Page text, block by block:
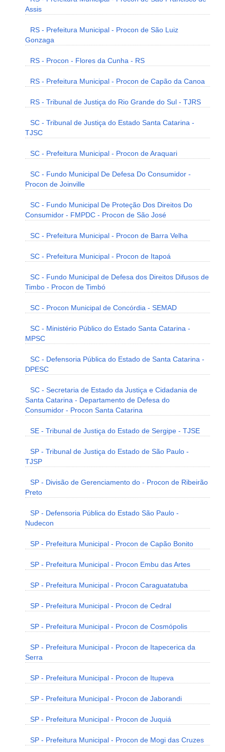
Assis
RS - Prefeitura Municipal - Procon de São Luiz
Gonzaga
RS - Procon - Flores da Cunha - RS
RS - Prefeitura Municipal - Procon de Capão da Canoa
RS - Tribunal de Justiça do Rio Grande do Sul - TJRS
SC - Tribunal de Justiça do Estado Santa Catarina -
TJSC
SC - Prefeitura Municipal - Procon de Araquari
SC - Fundo Municipal De Defesa Do Consumidor -
Procon de Joinville
SC - Fundo Municipal De Proteção Dos Direitos Do
Consumidor - FMPDC - Procon de São José
SC - Prefeitura Municipal - Procon de Barra Velha
SC - Prefeitura Municipal - Procon de Itapoá
SC - Fundo Municipal de Defesa dos Direitos Difusos de
Timbo - Procon de Timbó
SC - Procon Municipal de Concórdia - SEMAD
SC - Ministério Público do Estado Santa Catarina -
MPSC
SC - Defensoria Pública do Estado de Santa Catarina -
DPESC
SC - Secretaria de Estado da Justiça e Cidadania de
Santa Catarina - Departamento de Defesa do
Consumidor - Procon Santa Catarina
SE - Tribunal de Justiça do Estado de Sergipe - TJSE
SP - Tribunal de Justiça do Estado de São Paulo -
TJSP
SP - Divisão de Gerenciamento do - Procon de Ribeirão
Preto
SP - Defensoria Pública do Estado São Paulo -
Nudecon
SP - Prefeitura Municipal - Procon de Capão Bonito
SP - Prefeitura Municipal - Procon Embu das Artes
SP - Prefeitura Municipal - Procon Caraguatatuba
SP - Prefeitura Municipal - Procon de Cedral
SP - Prefeitura Municipal - Procon de Cosmópolis
SP - Prefeitura Municipal - Procon de Itapecerica da
Serra
SP - Prefeitura Municipal - Procon de Itupeva
SP - Prefeitura Municipal - Procon de Jaborandi
SP - Prefeitura Municipal - Procon de Juquiá
SP - Prefeitura Municipal - Procon de Mogi das Cruzes